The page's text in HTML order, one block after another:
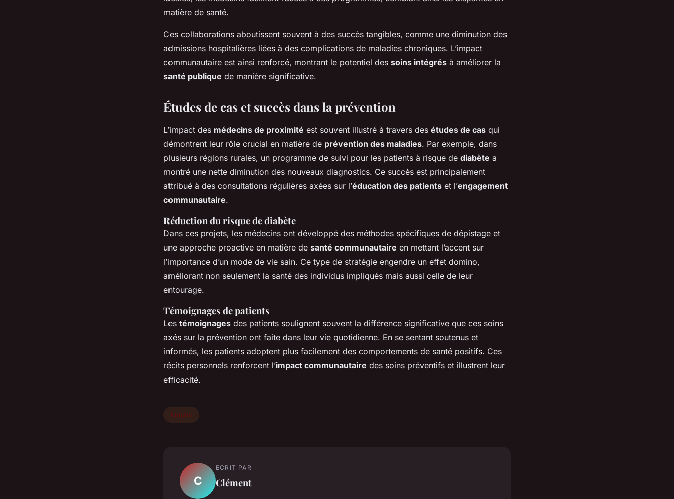
matière de santé.
Ces collaborations aboutissent souvent à des succès tangibles, comme une diminution des
admissions hospitalières liées à des complications de maladies chroniques. L’impact
communautaire est ainsi renforcé, montrant le potentiel des soins intégrés à améliorer la
santé publique de manière significative.
Études de cas et succès dans la prévention
L’impact des médecins de proximité est souvent illustré à travers des études de cas qui
démontrent leur rôle crucial en matière de prévention des maladies. Par exemple, dans
plusieurs régions rurales, un programme de suivi pour les patients à risque de diabète a
montré une nette diminution des nouveaux diagnostics. Ce succès est principalement
attribué à des consultations régulières axées sur l’éducation des patients et l’engagement
communautaire.
Réduction du risque de diabète
Dans ces projets, les médecins ont développé des méthodes spécifiques de dépistage et
une approche proactive en matière de santé communautaire en mettant l’accent sur
l’importance d’un mode de vie sain. Ce type de stratégie engendre un effet domino,
améliorant non seulement la santé des individus impliqués mais aussi celle de leur
entourage.
Témoignages de patients
Les témoignages des patients soulignent souvent la différence significative que ces soins
axés sur la prévention ont faite dans leur vie quotidienne. En se sentant soutenus et
informés, les patients adoptent plus facilement des comportements de santé positifs. Ces
récits personnels renforcent l’impact communautaire des soins préventifs et illustrent leur
efficacité.
Emploi
C
ECRIT PAR
Clément